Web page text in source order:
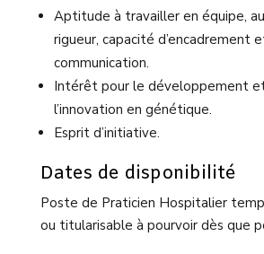
Aptitude à travailler en équipe,
rigueur, capacité d’encadrement
communication.
Intérêt pour le développement
l’innovation en génétique.
Esprit d’initiative.
Dates de disponibilité
Poste de Praticien Hospitalier
ou titularisable à pourvoir dès que